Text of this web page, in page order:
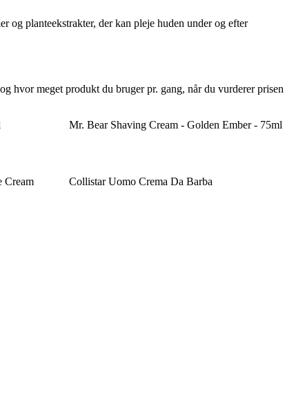
planteekstrakter, der kan pleje huden under og efter
hvor meget produkt du bruger pr. gang, når du vurderer prisen
Mr. Bear Shaving Cream - Golden Ember - 75ml
Cream
Collistar Uomo Crema Da Barba